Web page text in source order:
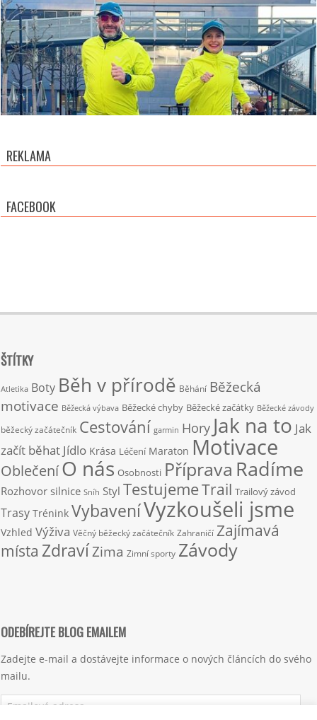
REKLAMA
FACEBOOK
ŠTÍTKY
Atletika Boty Běh v přírodě Běhání Běžecká
motivace Běžecká výbava Běžecké chyby Běžecké začátky Běžecké závody
běžecký začátečník Cestování garmin Hory Jak na to Jak
začít běhat Jídlo Krása Léčení Maraton Motivace
OblečeníO nás Osobnosti Příprava Radíme
Rozhovor silnice Sníh Styl TestujemeTrail Trailový závod
Trasy Trénink VybaveníVyzkoušeli jsme
Vzhled Výživa Věčný běžecký začátečník Zahraničí Zajímavá
místa ZdravíZima Zimní sporty Závody
ODEBÍREJTE BLOG EMAILEM
Zadejte e-mail a dostávejte informace o nových článcích do svého
mailu.
Emailová